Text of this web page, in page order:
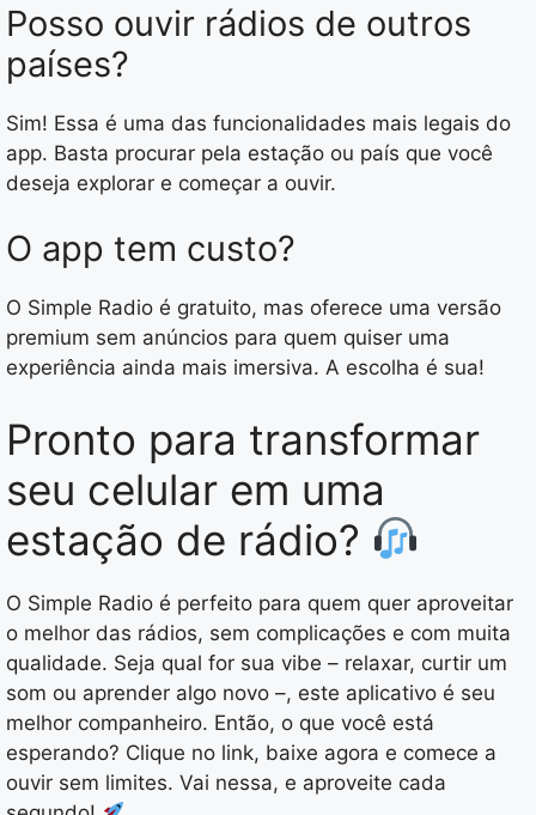
Posso ouvir rádios de outros
países?
Sim! Essa é uma das funcionalidades mais legais do
app. Basta procurar pela estação ou país que você
deseja explorar e começar a ouvir.
O app tem custo?
O Simple Radio é gratuito, mas oferece uma versão
premium sem anúncios para quem quiser uma
experiência ainda mais imersiva. A escolha é sua!
Pronto para transformar
seu celular em uma
estação de rádio?
O Simple Radio é perfeito para quem quer aproveitar
o melhor das rádios, sem complicações e com muita
qualidade. Seja qual for sua vibe – relaxar, curtir um
som ou aprender algo novo –, este aplicativo é seu
melhor companheiro. Então, o que você está
esperando? Clique no link, baixe agora e comece a
ouvir sem limites. Vai nessa, e aproveite cada